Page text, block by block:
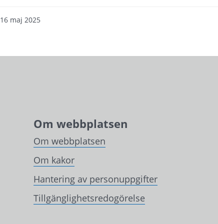
16 maj 2025
Om webbplatsen
Om webbplatsen
Om kakor
Hantering av personuppgifter
Tillgänglighetsredogörelse